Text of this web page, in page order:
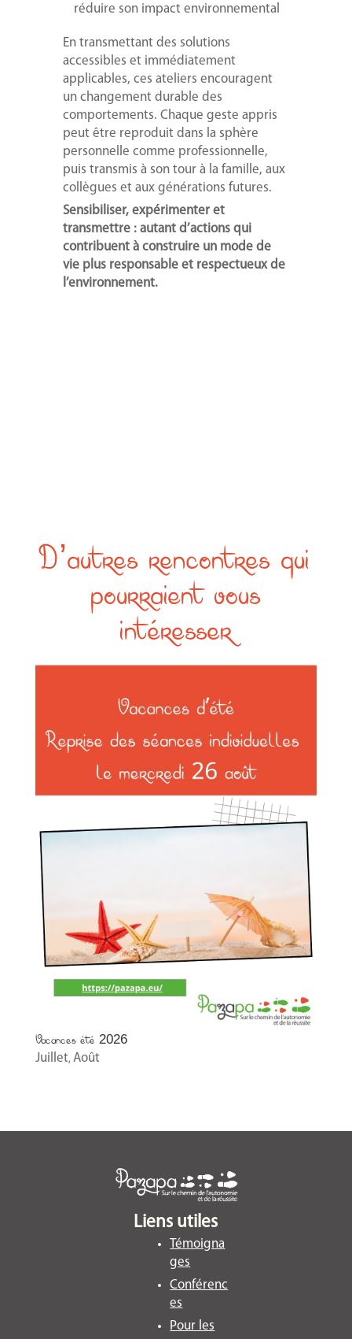
réduire son impact environnemental
En transmettant des solutions
accessibles et immédiatement
applicables, ces ateliers encouragent
un changement durable des
comportements. Chaque geste appris
peut être reproduit dans la sphère
personnelle comme professionnelle,
puis transmis à son tour à la famille, aux
collègues et aux générations futures.
Sensibiliser, expérimenter et
transmettre : autant d’actions qui
contribuent à construire un mode de
vie plus responsable et respectueux de
l’environnement.
D’autres rencontres qui
pourraient vous
intéresser
Vacances été 2026
Juillet, Août
Liens utiles
Témoigna
ges
Conférenc
es
Pour les